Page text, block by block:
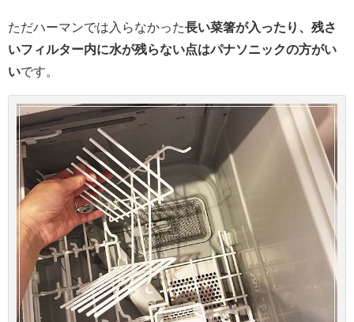
ただハーマンでは入らなかった長い菜箸が入ったり、残さ
いフィルター内に水が残らない点はパナソニックの方がい
いです。